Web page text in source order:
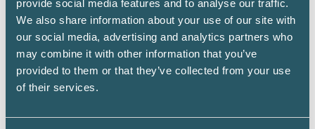
provide social media features and to analyse our traffic.
We also share information about your use of our site with
our social media, advertising and analytics partners who
may combine it with other information that you’ve
provided to them or that they’ve collected from your use
of their services.
sådana förmåner rent praktiskt bör göras, men
huvudregeln är att värdering ska göras till
marknadsvärdet, skriver Skatteverket. Detta
innebär att en bedömning ska göras av vad det
hade kostat den anställde att själv bekosta en
förekommande fall anser Skatteverket att